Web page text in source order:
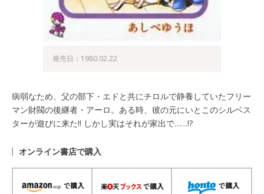
発売日：1980.02.22
病弱なため、父の部下・エドと共にチロルで静養していたフリー
マン財閥の後継者・アーロ。ある時、彼の元にいとこのシルベス
ターが遊びに来た!! しかし実はそれが家出で……!?
オンライン書店で購入